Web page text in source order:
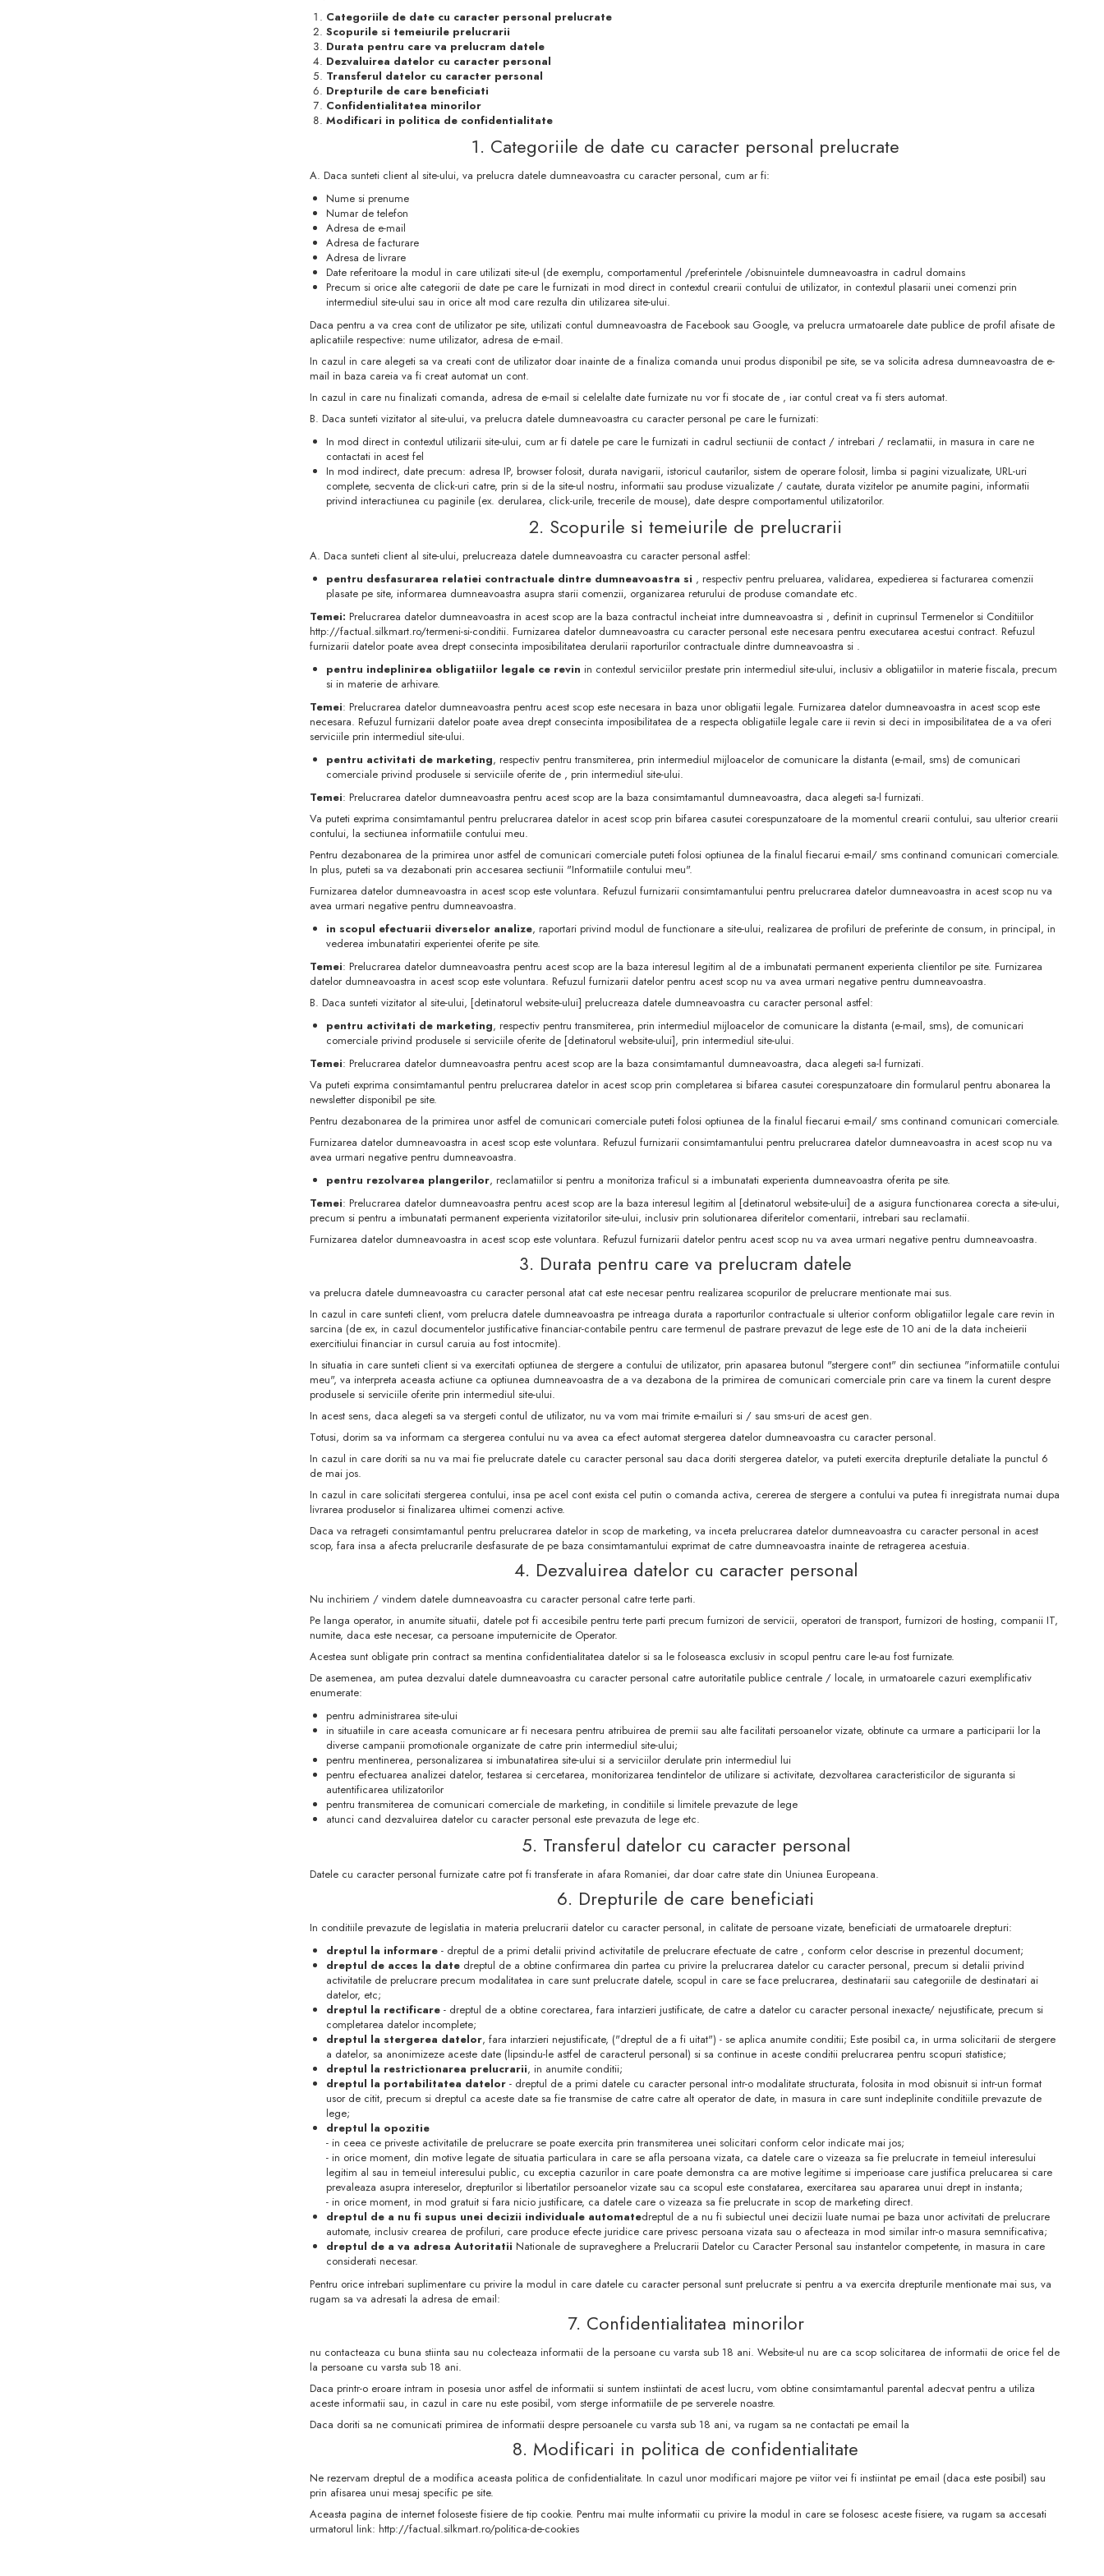
Categoriile de date cu caracter personal prelucrate
Scopurile si temeiurile prelucrarii
Durata pentru care va prelucram datele
Dezvaluirea datelor cu caracter personal
Transferul datelor cu caracter personal
Drepturile de care beneficiati
Confidentialitatea minorilor
Modificari in politica de confidentialitate
1. Categoriile de date cu caracter personal prelucrate
A. Daca sunteti client al site-ului, va prelucra datele dumneavoastra cu caracter personal, cum ar fi:
Nume si prenume
Numar de telefon
Adresa de e-mail
Adresa de facturare
Adresa de livrare
Date referitoare la modul in care utilizati site-ul (de exemplu, comportamentul /preferintele /obisnuintele dumneavoastra in cadrul domains
Precum si orice alte categorii de date pe care le furnizati in mod direct in contextul crearii contului de utilizator, in contextul plasarii unei comenzi prin
intermediul site-ului sau in orice alt mod care rezulta din utilizarea site-ului.
Daca pentru a va crea cont de utilizator pe site, utilizati contul dumneavoastra de Facebook sau Google, va prelucra urmatoarele date publice de profil afisate de
aplicatiile respective: nume utilizator, adresa de e-mail.
In cazul in care alegeti sa va creati cont de utilizator doar inainte de a finaliza comanda unui produs disponibil pe site, se va solicita adresa dumneavoastra de e-
mail in baza careia va fi creat automat un cont.
In cazul in care nu finalizati comanda, adresa de e-mail si celelalte date furnizate nu vor fi stocate de , iar contul creat va fi sters automat.
B. Daca sunteti vizitator al site-ului, va prelucra datele dumneavoastra cu caracter personal pe care le furnizati:
In mod direct in contextul utilizarii site-ului, cum ar fi datele pe care le furnizati in cadrul sectiunii de contact / intrebari / reclamatii, in masura in care ne
contactati in acest fel
In mod indirect, date precum: adresa IP, browser folosit, durata navigarii, istoricul cautarilor, sistem de operare folosit, limba si pagini vizualizate, URL-uri
complete, secventa de click-uri catre, prin si de la site-ul nostru, informatii sau produse vizualizate / cautate, durata vizitelor pe anumite pagini, informatii
privind interactiunea cu paginile (ex. derularea, click-urile, trecerile de mouse), date despre comportamentul utilizatorilor.
2. Scopurile si temeiurile de prelucrarii
A. Daca sunteti client al site-ului, prelucreaza datele dumneavoastra cu caracter personal astfel:
pentru desfasurarea relatiei contractuale dintre dumneavoastra si , respectiv pentru preluarea, validarea, expedierea si facturarea comenzii
plasate pe site, informarea dumneavoastra asupra starii comenzii, organizarea returului de produse comandate etc.
Temei: Prelucrarea datelor dumneavoastra in acest scop are la baza contractul incheiat intre dumneavoastra si , definit in cuprinsul Termenelor si Conditiilor
http://factual.silkmart.ro/termeni-si-conditii. Furnizarea datelor dumneavoastra cu caracter personal este necesara pentru executarea acestui contract. Refuzul
furnizarii datelor poate avea drept consecinta imposibilitatea derularii raporturilor contractuale dintre dumneavoastra si .
pentru indeplinirea obligatiilor legale ce revin in contextul serviciilor prestate prin intermediul site-ului, inclusiv a obligatiilor in materie fiscala, precum
si in materie de arhivare.
Temei: Prelucrarea datelor dumneavoastra pentru acest scop este necesara in baza unor obligatii legale. Furnizarea datelor dumneavoastra in acest scop este
necesara. Refuzul furnizarii datelor poate avea drept consecinta imposibilitatea de a respecta obligatiile legale care ii revin si deci in imposibilitatea de a va oferi
serviciile prin intermediul site-ului.
pentru activitati de marketing, respectiv pentru transmiterea, prin intermediul mijloacelor de comunicare la distanta (e-mail, sms) de comunicari
comerciale privind produsele si serviciile oferite de , prin intermediul site-ului.
Temei: Prelucrarea datelor dumneavoastra pentru acest scop are la baza consimtamantul dumneavoastra, daca alegeti sa-l furnizati.
Va puteti exprima consimtamantul pentru prelucrarea datelor in acest scop prin bifarea casutei corespunzatoare de la momentul crearii contului, sau ulterior crearii
contului, la sectiunea informatiile contului meu.
Pentru dezabonarea de la primirea unor astfel de comunicari comerciale puteti folosi optiunea de la finalul fiecarui e-mail/ sms continand comunicari comerciale.
In plus, puteti sa va dezabonati prin accesarea sectiunii "Informatiile contului meu".
Furnizarea datelor dumneavoastra in acest scop este voluntara. Refuzul furnizarii consimtamantului pentru prelucrarea datelor dumneavoastra in acest scop nu va
avea urmari negative pentru dumneavoastra.
in scopul efectuarii diverselor analize, raportari privind modul de functionare a site-ului, realizarea de profiluri de preferinte de consum, in principal, in
vederea imbunatatiri experientei oferite pe site.
Temei: Prelucrarea datelor dumneavoastra pentru acest scop are la baza interesul legitim al de a imbunatati permanent experienta clientilor pe site. Furnizarea
datelor dumneavoastra in acest scop este voluntara. Refuzul furnizarii datelor pentru acest scop nu va avea urmari negative pentru dumneavoastra.
B. Daca sunteti vizitator al site-ului, [detinatorul website-ului] prelucreaza datele dumneavoastra cu caracter personal astfel:
pentru activitati de marketing, respectiv pentru transmiterea, prin intermediul mijloacelor de comunicare la distanta (e-mail, sms), de comunicari
comerciale privind produsele si serviciile oferite de [detinatorul website-ului], prin intermediul site-ului.
Temei: Prelucrarea datelor dumneavoastra pentru acest scop are la baza consimtamantul dumneavoastra, daca alegeti sa-l furnizati.
Va puteti exprima consimtamantul pentru prelucrarea datelor in acest scop prin completarea si bifarea casutei corespunzatoare din formularul pentru abonarea la
newsletter disponibil pe site.
Pentru dezabonarea de la primirea unor astfel de comunicari comerciale puteti folosi optiunea de la finalul fiecarui e-mail/ sms continand comunicari comerciale.
Furnizarea datelor dumneavoastra in acest scop este voluntara. Refuzul furnizarii consimtamantului pentru prelucrarea datelor dumneavoastra in acest scop nu va
avea urmari negative pentru dumneavoastra.
pentru rezolvarea plangerilor, reclamatiilor si pentru a monitoriza traficul si a imbunatati experienta dumneavoastra oferita pe site.
Temei: Prelucrarea datelor dumneavoastra pentru acest scop are la baza interesul legitim al [detinatorul website-ului] de a asigura functionarea corecta a site-ului,
precum si pentru a imbunatati permanent experienta vizitatorilor site-ului, inclusiv prin solutionarea diferitelor comentarii, intrebari sau reclamatii.
Furnizarea datelor dumneavoastra in acest scop este voluntara. Refuzul furnizarii datelor pentru acest scop nu va avea urmari negative pentru dumneavoastra.
3. Durata pentru care va prelucram datele
va prelucra datele dumneavoastra cu caracter personal atat cat este necesar pentru realizarea scopurilor de prelucrare mentionate mai sus.
In cazul in care sunteti client, vom prelucra datele dumneavoastra pe intreaga durata a raporturilor contractuale si ulterior conform obligatiilor legale care revin in
sarcina (de ex, in cazul documentelor justificative financiar-contabile pentru care termenul de pastrare prevazut de lege este de 10 ani de la data incheierii
exercitiului financiar in cursul caruia au fost intocmite).
In situatia in care sunteti client si va exercitati optiunea de stergere a contului de utilizator, prin apasarea butonul "stergere cont" din sectiunea "informatiile contului
meu", va interpreta aceasta actiune ca optiunea dumneavoastra de a va dezabona de la primirea de comunicari comerciale prin care va tinem la curent despre
produsele si serviciile oferite prin intermediul site-ului.
In acest sens, daca alegeti sa va stergeti contul de utilizator, nu va vom mai trimite e-mailuri si / sau sms-uri de acest gen.
Totusi, dorim sa va informam ca stergerea contului nu va avea ca efect automat stergerea datelor dumneavoastra cu caracter personal.
In cazul in care doriti sa nu va mai fie prelucrate datele cu caracter personal sau daca doriti stergerea datelor, va puteti exercita drepturile detaliate la punctul 6
de mai jos.
In cazul in care solicitati stergerea contului, insa pe acel cont exista cel putin o comanda activa, cererea de stergere a contului va putea fi inregistrata numai dupa
livrarea produselor si finalizarea ultimei comenzi active.
Daca va retrageti consimtamantul pentru prelucrarea datelor in scop de marketing, va inceta prelucrarea datelor dumneavoastra cu caracter personal in acest
scop, fara insa a afecta prelucrarile desfasurate de pe baza consimtamantului exprimat de catre dumneavoastra inainte de retragerea acestuia.
4. Dezvaluirea datelor cu caracter personal
Nu inchiriem / vindem datele dumneavoastra cu caracter personal catre terte parti.
Pe langa operator, in anumite situatii, datele pot fi accesibile pentru terte parti precum furnizori de servicii, operatori de transport, furnizori de hosting, companii IT,
numite, daca este necesar, ca persoane imputernicite de Operator.
Acestea sunt obligate prin contract sa mentina confidentialitatea datelor si sa le foloseasca exclusiv in scopul pentru care le-au fost furnizate.
De asemenea, am putea dezvalui datele dumneavoastra cu caracter personal catre autoritatile publice centrale / locale, in urmatoarele cazuri exemplificativ
enumerate:
pentru administrarea site-ului
in situatiile in care aceasta comunicare ar fi necesara pentru atribuirea de premii sau alte facilitati persoanelor vizate, obtinute ca urmare a participarii lor la
diverse campanii promotionale organizate de catre prin intermediul site-ului;
pentru mentinerea, personalizarea si imbunatatirea site-ului si a serviciilor derulate prin intermediul lui
pentru efectuarea analizei datelor, testarea si cercetarea, monitorizarea tendintelor de utilizare si activitate, dezvoltarea caracteristicilor de siguranta si
autentificarea utilizatorilor
pentru transmiterea de comunicari comerciale de marketing, in conditiile si limitele prevazute de lege
atunci cand dezvaluirea datelor cu caracter personal este prevazuta de lege etc.
5. Transferul datelor cu caracter personal
Datele cu caracter personal furnizate catre pot fi transferate in afara Romaniei, dar doar catre state din Uniunea Europeana.
6. Drepturile de care beneficiati
In conditiile prevazute de legislatia in materia prelucrarii datelor cu caracter personal, in calitate de persoane vizate, beneficiati de urmatoarele drepturi:
dreptul la informare - dreptul de a primi detalii privind activitatile de prelucrare efectuate de catre , conform celor descrise in prezentul document;
dreptul de acces la date dreptul de a obtine confirmarea din partea cu privire la prelucrarea datelor cu caracter personal, precum si detalii privind
activitatile de prelucrare precum modalitatea in care sunt prelucrate datele, scopul in care se face prelucrarea, destinatarii sau categoriile de destinatari ai
datelor, etc;
dreptul la rectificare - dreptul de a obtine corectarea, fara intarzieri justificate, de catre a datelor cu caracter personal inexacte/ nejustificate, precum si
completarea datelor incomplete;
dreptul la stergerea datelor, fara intarzieri nejustificate, ("dreptul de a fi uitat") - se aplica anumite conditii; Este posibil ca, in urma solicitarii de stergere
a datelor, sa anonimizeze aceste date (lipsindu-le astfel de caracterul personal) si sa continue in aceste conditii prelucrarea pentru scopuri statistice;
dreptul la restrictionarea prelucrarii, in anumite conditii;
dreptul la portabilitatea datelor - dreptul de a primi datele cu caracter personal intr-o modalitate structurata, folosita in mod obisnuit si intr-un format
usor de citit, precum si dreptul ca aceste date sa fie transmise de catre catre alt operator de date, in masura in care sunt indeplinite conditiile prevazute de
lege;
dreptul la opozitie
- in ceea ce priveste activitatile de prelucrare se poate exercita prin transmiterea unei solicitari conform celor indicate mai jos;
- in orice moment, din motive legate de situatia particulara in care se afla persoana vizata, ca datele care o vizeaza sa fie prelucrate in temeiul interesului
legitim al sau in temeiul interesului public, cu exceptia cazurilor in care poate demonstra ca are motive legitime si imperioase care justifica prelucarea si care
prevaleaza asupra intereselor, drepturilor si libertatilor persoanelor vizate sau ca scopul este constatarea, exercitarea sau apararea unui drept in instanta;
- in orice moment, in mod gratuit si fara nicio justificare, ca datele care o vizeaza sa fie prelucrate in scop de marketing direct.
dreptul de a nu fi supus unei decizii individuale automatedreptul de a nu fi subiectul unei decizii luate numai pe baza unor activitati de prelucrare
automate, inclusiv crearea de profiluri, care produce efecte juridice care privesc persoana vizata sau o afecteaza in mod similar intr-o masura semnificativa;
dreptul de a va adresa Autoritatii Nationale de supraveghere a Prelucrarii Datelor cu Caracter Personal sau instantelor competente, in masura in care
considerati necesar.
Pentru orice intrebari suplimentare cu privire la modul in care datele cu caracter personal sunt prelucrate si pentru a va exercita drepturile mentionate mai sus, va
rugam sa va adresati la adresa de email:
7. Confidentialitatea minorilor
nu contacteaza cu buna stiinta sau nu colecteaza informatii de la persoane cu varsta sub 18 ani. Website-ul nu are ca scop solicitarea de informatii de orice fel de
la persoane cu varsta sub 18 ani.
Daca printr-o eroare intram in posesia unor astfel de informatii si suntem instiintati de acest lucru, vom obtine consimtamantul parental adecvat pentru a utiliza
aceste informatii sau, in cazul in care nu este posibil, vom sterge informatiile de pe serverele noastre.
Daca doriti sa ne comunicati primirea de informatii despre persoanele cu varsta sub 18 ani, va rugam sa ne contactati pe email la
8. Modificari in politica de confidentialitate
Ne rezervam dreptul de a modifica aceasta politica de confidentialitate. In cazul unor modificari majore pe viitor vei fi instiintat pe email (daca este posibil) sau
prin afisarea unui mesaj specific pe site.
Aceasta pagina de internet foloseste fisiere de tip cookie. Pentru mai multe informatii cu privire la modul in care se folosesc aceste fisiere, va rugam sa accesati
urmatorul link: http://factual.silkmart.ro/politica-de-cookies